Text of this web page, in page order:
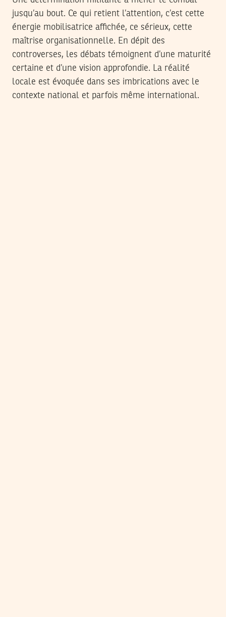
jusqu’au bout. Ce qui retient l’attention, c’est cette
énergie mobilisatrice affichée, ce sérieux, cette
maîtrise organisationnelle. En dépit des
controverses, les débats témoignent d’une maturité
certaine et d’une vision approfondie. La réalité
locale est évoquée dans ses imbrications avec le
contexte national et parfois même international.